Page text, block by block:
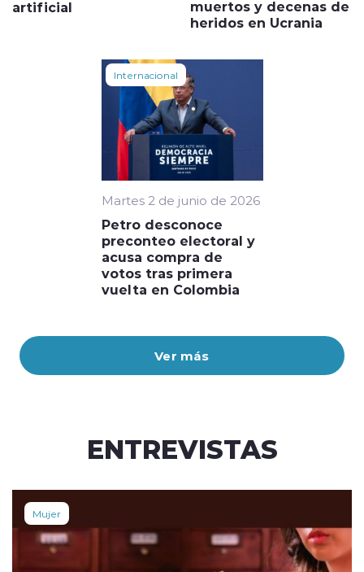
Ver más
artificial
muertos y decenas de
heridos en Ucrania
Internacional
Martes 2 de junio de 2026
Petro desconoce
preconteo electoral y
acusa compra de
votos tras primera
vuelta en Colombia
ENTREVISTAS
Mujer